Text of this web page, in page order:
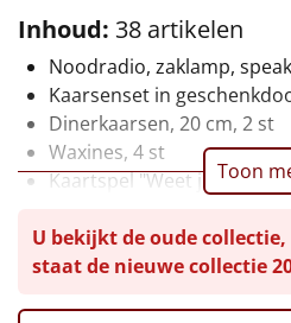
Mannen
Vrouwen
Duurzaam
Leuke
Goedkope
Uniek
Inhoud: 38 artikelen
Noodradio, zaklamp,
Kaarsenset in
Dinerkaarsen, 20 cm, 2 st
Waxines, 4 st
Kaartspel "Weet jij het?"
Sparkling druivensap,
Appelsap, 0,2 ltr
Toon
U bekijkt de oude
staat de nieuwe collectie